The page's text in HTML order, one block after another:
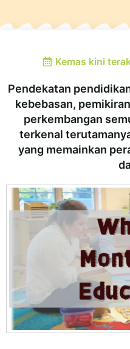
Kemas kini
Pendekatan
kebebasan,
perkembangan
terkenal
yang memainkan